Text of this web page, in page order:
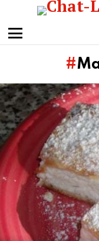
Menu
Subterms
Latest
stories